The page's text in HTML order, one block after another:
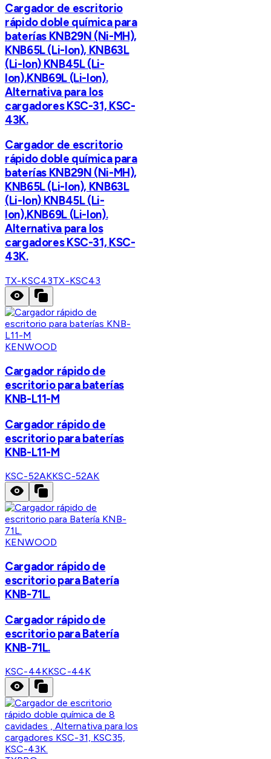
Cargador de escritorio
rápido doble química para
baterías KNB29N (Ni-MH),
KNB65L (Li-Ion), KNB63L
(Li-Ion) KNB45L (Li-
Ion),KNB69L (Li-Ion).
Alternativa para los
cargadores KSC-31, KSC-
43K.
Cargador de escritorio
rápido doble química para
baterías KNB29N (Ni-MH),
KNB65L (Li-Ion), KNB63L
(Li-Ion) KNB45L (Li-
Ion),KNB69L (Li-Ion).
Alternativa para los
cargadores KSC-31, KSC-
43K.
TX-KSC43TX-KSC43
KENWOOD
Cargador rápido de
escritorio para baterías
KNB-L11-M
Cargador rápido de
escritorio para baterías
KNB-L11-M
KSC-52AKKSC-52AK
KENWOOD
Cargador rápido de
escritorio para Batería
KNB-71L.
Cargador rápido de
escritorio para Batería
KNB-71L.
KSC-44KKSC-44K